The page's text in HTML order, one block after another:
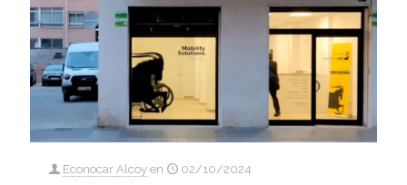
Econocar Alcoy en
02/10/2024